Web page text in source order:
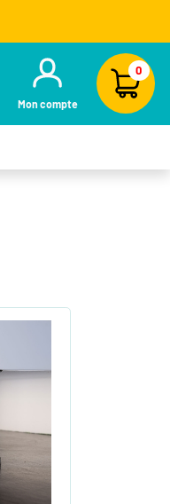
Mon compte
0